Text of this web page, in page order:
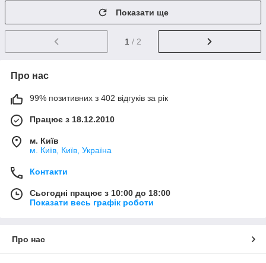
Показати ще
1 / 2
Про нас
99% позитивних з 402 відгуків за рік
Працює з 18.12.2010
м. Київ
м. Київ, Київ, Україна
Контакти
Сьогодні працює з 10:00 до 18:00
Показати весь графік роботи
Про нас